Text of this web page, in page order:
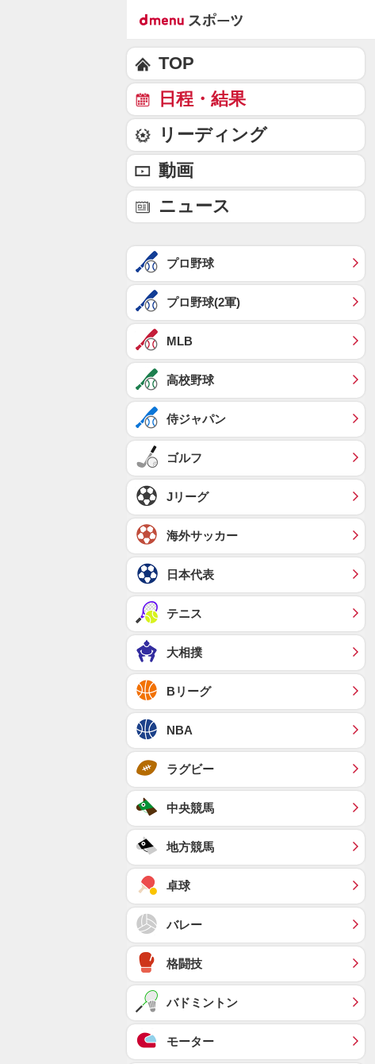
TOP
日程・結果
リーディング
動画
ニュース
プロ野球
プロ野球(2軍)
MLB
高校野球
侍ジャパン
ゴルフ
Jリーグ
海外サッカー
日本代表
テニス
大相撲
Bリーグ
NBA
ラグビー
中央競馬
地方競馬
卓球
バレー
格闘技
バドミントン
モーター